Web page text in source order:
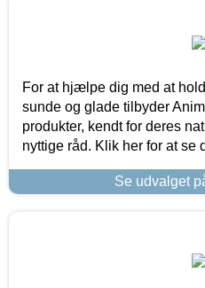
For at hjælpe dig med at
sunde og glade tilbyder
produkter, kendt for deres
nyttige råd. Klik her for at se
Se udvalget